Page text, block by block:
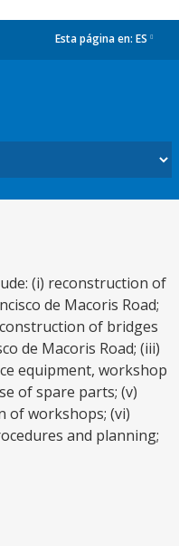
Esta página en: ES
(i) reconstruction of
de Macoris Road;
of bridges
de Macoris Road; (iii)
equipment, workshop
of spare parts; (v)
of workshops; (vi)
and planning;